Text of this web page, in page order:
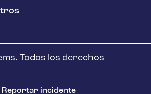
Todos los derechos
Reportar incidente